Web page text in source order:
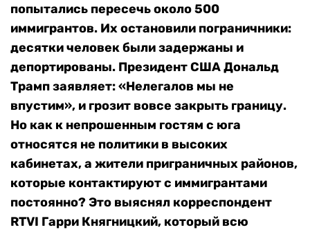
попытались пересечь около 500
иммигрантов. Их остановили пограничники:
десятки человек были задержаны и
депортированы. Президент США Дональд
Трамп заявляет: «Нелегалов мы не
впустим», и грозит вовсе закрыть границу.
Но как к непрошенным гостям с юга
относятся не политики в высоких
кабинетах, а жители приграничных районов,
которые контактируют с иммигрантами
постоянно? Это выяснял корреспондент
RTVI Гарри Княгницкий, который всю